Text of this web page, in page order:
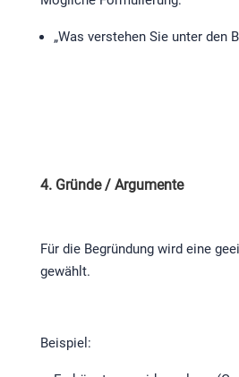
„Was verstehen Sie unter den
4. Gründe / Argumente
Für die Begründung wird eine
gewählt.
Beispiel: